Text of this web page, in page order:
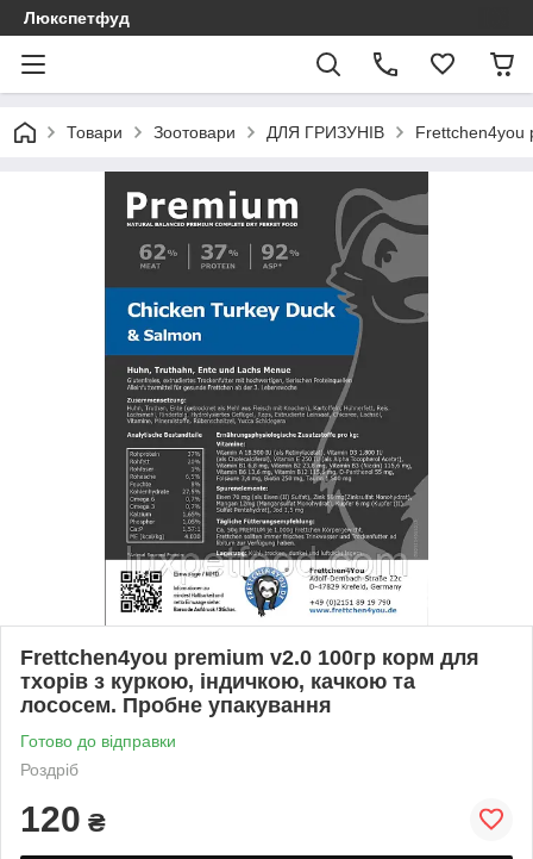
Люкспетфуд
Товари Зоотовари ДЛЯ ГРИЗУНІВ Frettchen4you
Frettchen4you premium v2.0 100гр корм для
тхорів з куркою, індичкою, качкою та
лососем. Пробне упакування
Готово до відправки
Роздріб
120 ₴